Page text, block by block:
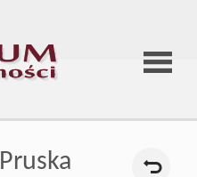
Strona
Pruska